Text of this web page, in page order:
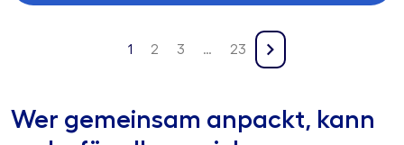
1 2 3 … 23
Wer gemeinsam anpackt, kann